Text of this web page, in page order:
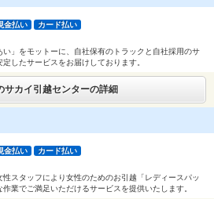
金払い カード払い
」をモットーに、自社保有のトラックと自社採用のサ
したサービスをお届けしております。
サカイ引越センターの詳細
金払い カード払い
スタッフにより女性のためのお引越「レディースパッ
業でご満足いただけるサービスを提供いたします。